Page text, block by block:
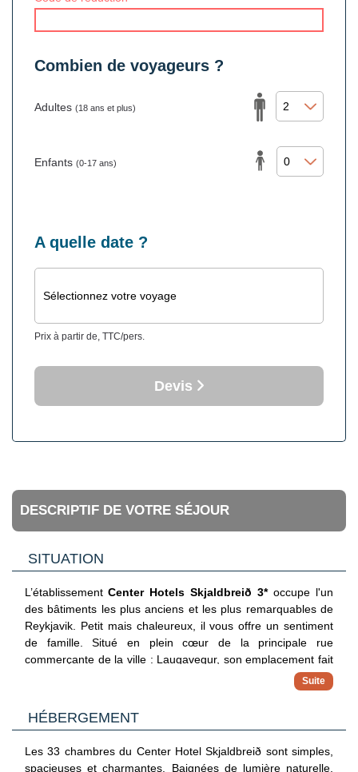
Combien de voyageurs ?
Adultes (18 ans et plus)
Enfants (0-17 ans)
A quelle date ?
Sélectionnez votre voyage
Prix à partir de, TTC/pers.
Devis
DESCRIPTIF DE VOTRE SÉJOUR
SITUATION
L’établissement Center Hotels Skjaldbreið 3*occupe l'un
des bâtiments les plus anciens et les plus remarquables de
Reykjavik. Petit mais chaleureux, il vous offre un sentiment
de famille. Situé en plein cœur de la principale rue
commerçante de la ville : Laugavegur, son emplacement fait
de Skjaldbreið un établissement imbattable. Il se trouve à 7
minutes à pied de la galerie nationale d'Islande, à 9 minutes
de Hallgrímskirkja : une église moderne dotée d'une tour
73 mètres de haut et à 1 km de la sculpture en acier
15 minutes à pied de la piscine géothermale Sundhöllin.
HÉBERGEMENT
Les 33 chambres du Center Hotel Skjaldbreið sont simples,
spacieuses et charmantes. Baignées de lumière naturelle,